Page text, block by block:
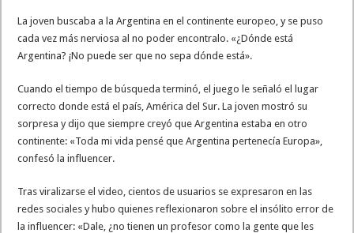
La joven buscaba a la Argentina en el continente europeo, y se puso
cada vez más nerviosa al no poder encontralo. «¿Dónde está
Argentina? ¡No puede ser que no sepa dónde está».
Cuando el tiempo de búsqueda terminó, el juego le señaló el lugar
correcto donde está el país, América del Sur. La joven mostró su
sorpresa y dijo que siempre creyó que Argentina estaba en otro
continente: «Toda mi vida pensé que Argentina pertenecía Europa»,
confesó la influencer.
Tras viralizarse el video, cientos de usuarios se expresaron en las
redes sociales y hubo quienes reflexionaron sobre el insólito error de
la influencer: «Dale, ¿no tienen un profesor como la gente que les